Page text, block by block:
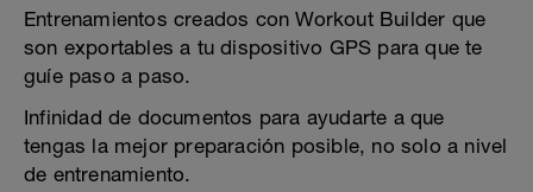
Entrenamientos creados con Workout Builder que
son exportables a tu dispositivo GPS para que te
guíe paso a paso.
Infinidad de documentos para ayudarte a que
tengas la mejor preparación posible, no solo a nivel
de entrenamiento.